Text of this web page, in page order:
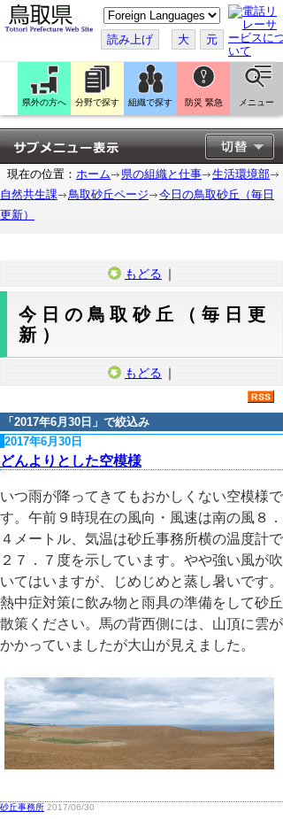
こ
の
ペ
ー
ジ
翻
訳
す
る
読み上げ 大 元
県外の方へ 分野で探す 組織で探す 防災 緊急 メニュー
現在の位置： ホーム 県の組織と仕事
生活環境部
自然共生課
鳥取砂丘ページ
今日の鳥取砂丘（毎日
更新）
もどる ｜
今日の鳥取砂丘（毎日更
新）
もどる ｜
「 2017年6月30日 」で絞込み
2017年6月30日
どんよりとした空模様
いつ雨が降ってきてもおかしくない空模様で
す。午前９時現在の風向・風速は南の風８．
４メートル、気温は砂丘事務所横の温度計で
２７．７度を示しています。やや強い風が吹
いてはいますが、じめじめと蒸し暑いです。
熱中症対策に飲み物と雨具の準備をして砂丘
散策ください。馬の背西側には、山頂に雲が
かかっていましたが大山が見えました。
砂丘事務所 2017/06/30